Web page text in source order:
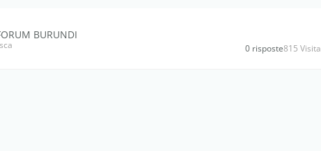
BURUNDI
0 risposte815 Visita